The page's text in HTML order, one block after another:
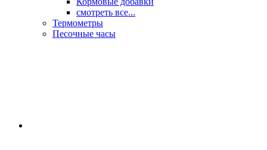
смотреть все...
Термометры
Песочные часы